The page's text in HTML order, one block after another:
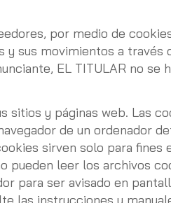
por medio de
sus movimientos a través
EL TITULAR no se
sitios y páginas web. Las
de un ordenador
sirven solo para
pueden leer los archivos
para ser avisado en
las instrucciones y